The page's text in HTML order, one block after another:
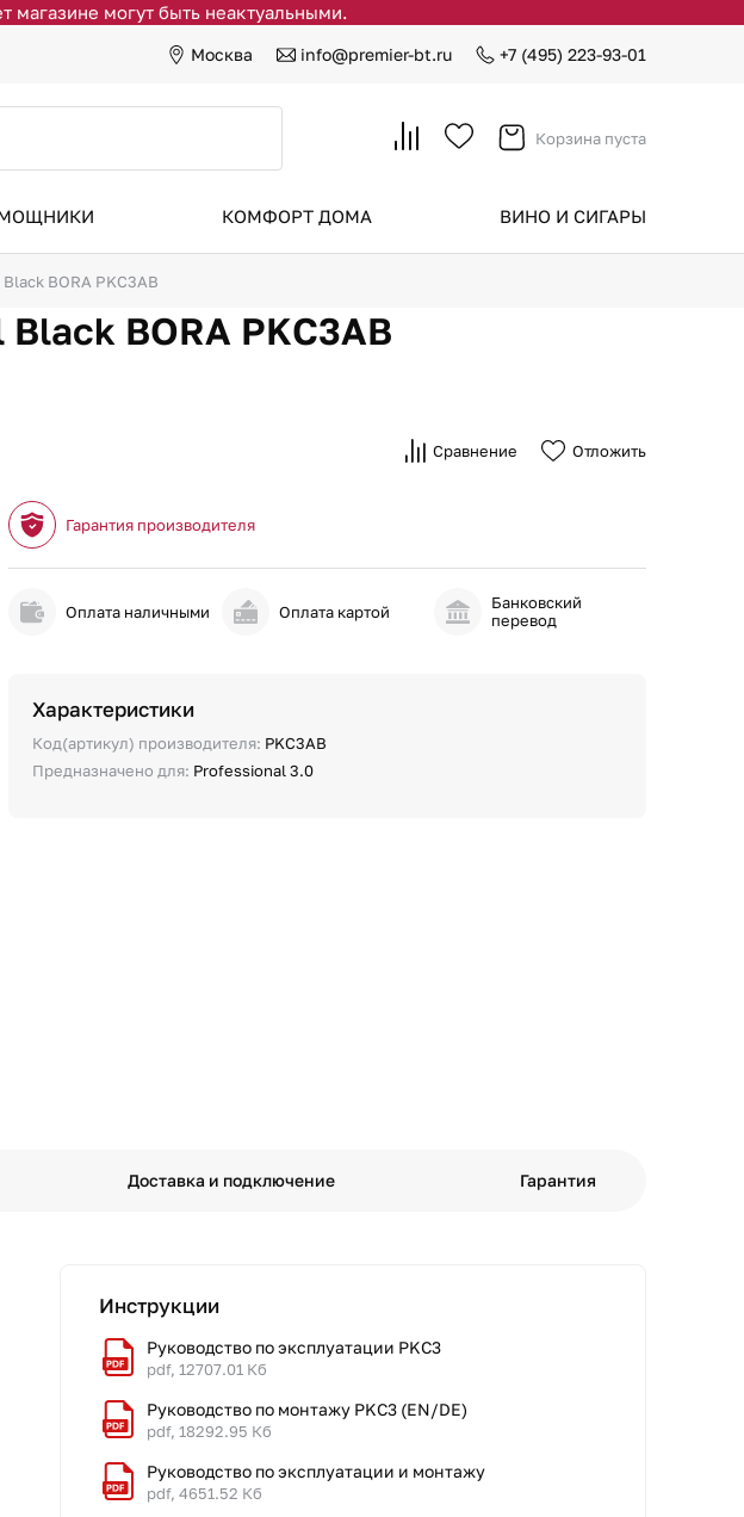
магазине могут быть неактуальными.
Москва info@premier-bt.ru +7 (495) 223-93-01
Корзина пуста
КОМФОРТ ДОМА ВИНО И СИГАРЫ
BORA PKC3AB
BORA PKC3AB
Сравнение Отложить
Гарантия производителя
Оплата наличными Оплата картой
Банковский
перевод
Характеристики
Код(артикул) производителя: PKC3AB
Предназначено для: Professional 3.0
Доставка и подключение Гарантия
Инструкции
Руководство по эксплуатации PKC3
pdf, 12707.01 Кб
Pуководство по монтажу PKC3 (EN/DE)
pdf, 18292.95 Кб
Руководство по эксплуатации и монтажу
pdf, 4651.52 Кб